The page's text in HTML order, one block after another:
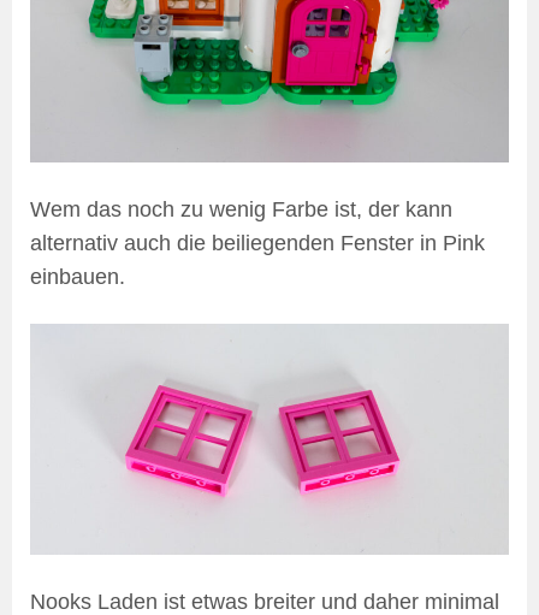
Wem das noch zu wenig Farbe ist, der kann
alternativ auch die beiliegenden Fenster in Pink
einbauen.
Nooks Laden ist etwas breiter und daher minimal